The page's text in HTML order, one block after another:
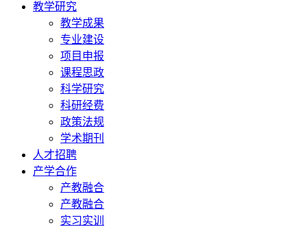
教学研究
教学成果
专业建设
项目申报
课程思政
科学研究
科研经费
政策法规
学术期刊
人才招聘
产学合作
产教融合
产教融合
实习实训